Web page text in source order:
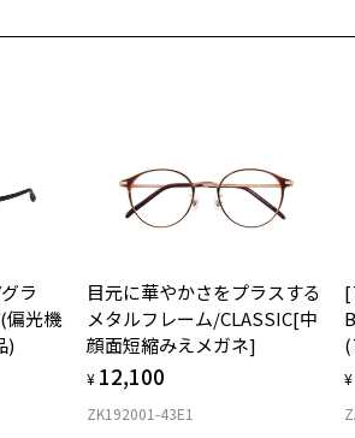
単価：￥6,650
お持ちのZoffメガネサイズ
仕上がり寸法
D 仕上がりの横幅：約142mm
E 仕上がりの縦幅：約34mm
安心2 視力測定無料
安心3 かかり具合調整無料
フレームの歪みやかかり具合の調整
Zoff店舗にていつでも対応いたしま
＜メガネの度数情報がわからない方へ
ご購入時に「レンズ交換券」をお選び
のうえ、
度付きレンズ（標準セットレンズ）へ
詳しくはこちら
実店舗で度数を測定いただけます
ラ
偏光機
)
目元に華やかさをプラスする
メタルフレーム/CLASSIC[中
顔面短縮みえメガネ]
¥ 12,100
ZK192001-43E1
[
¥